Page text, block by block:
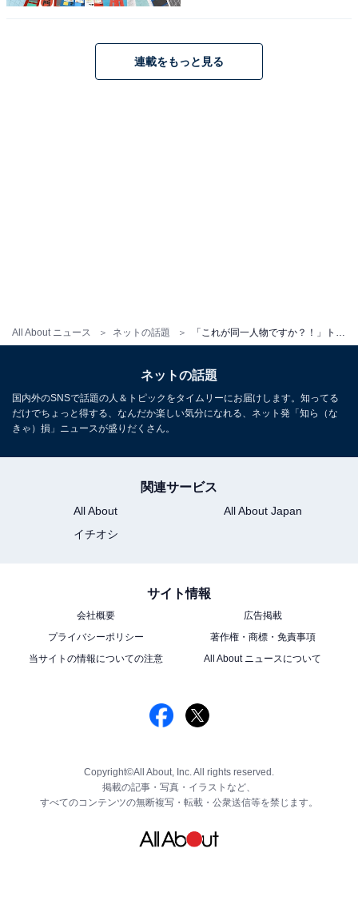
All About ニュース ネットの話題
連載をもっと見る
ネットの話題
国内外のSNSで話題の人＆トピックをタイムリーにお届けします。知ってる
だけでちょっと得する、なんだか楽しい気分になれる、ネット発「知ら（な
きゃ）損」ニュースが盛りだくさん。
関連サービス
All About
All About Japan
イチオシ
サイト情報
会社概要
広告掲載
プライバシーポリシー
著作権・商標・免責事項
当サイトの情報についての注意
All About ニュースについて
Copyright©All About, Inc. All rights reserved.
掲載の記事・写真・イラストなど、
すべてのコンテンツの無断複写・転載・公衆送信等を禁じます。